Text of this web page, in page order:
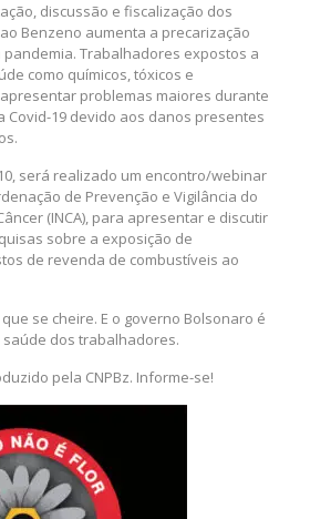
discussão e fiscalização dos
Benzeno aumenta a precarização
Trabalhadores expostos a
como químicos, tóxicos e
problemas maiores durante
Covid-19 devido aos danos presentes
será realizado um encontro/webinar
de Prevenção e Vigilância do
(INCA), para apresentar e discutir
sobre a exposição de
de revenda de combustíveis ao
se cheire. E o governo Bolsonaro é
dos trabalhadores.
pela CNPBz. Informe-se!